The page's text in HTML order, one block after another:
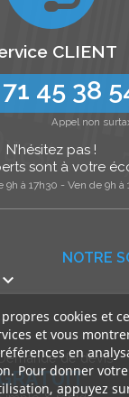
NOTRE

CLIENT
45 38
Appel non
N’hésitez pas !
sont à votre
9h à 17h30 - Ven de 9h à
de devis
cookies et
et vous
en
Pour donner votre
appuyez